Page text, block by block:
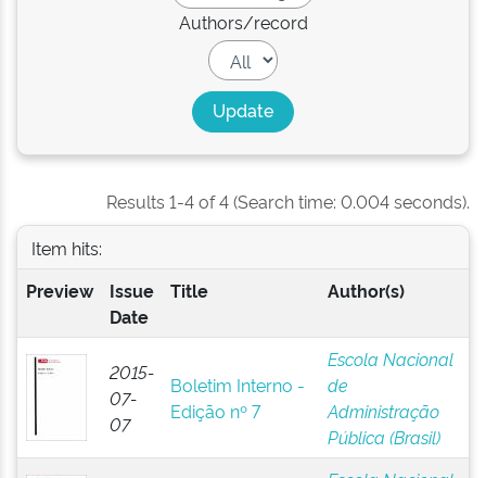
Authors/record
Results 1-4 of 4 (Search time: 0.004 seconds).
Item hits:
Preview
Issue
Date
Title Author(s)
2015-
07-
07
Boletim Interno -
Edição nº 7
Escola Nacional
de
Administração
Pública (Brasil)